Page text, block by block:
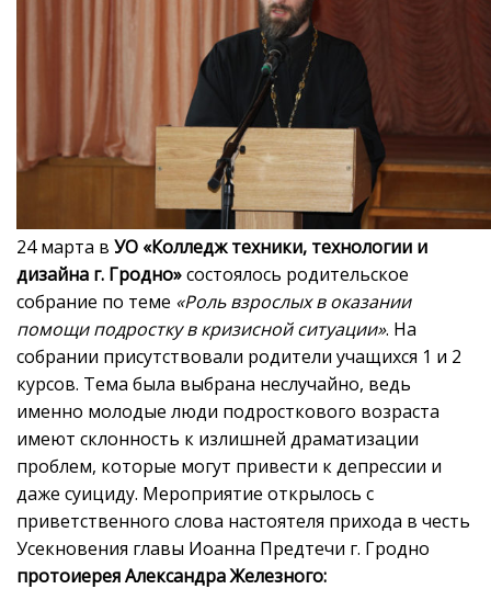
24 марта в УО «Колледж техники, технологии и
дизайна г. Гродно»состоялось родительское
собрание по теме «Роль взрослых в оказании
помощи подростку в кризисной ситуации». На
собрании присутствовали родители учащихся 1 и 2
курсов. Тема была выбрана неслучайно, ведь
именно молодые люди подросткового возраста
имеют склонность к излишней драматизации
проблем, которые могут привести к депрессии и
даже суициду. Мероприятие открылось с
приветственного слова настоятеля прихода в честь
Усекновения главы Иоанна Предтечи г. Гродно
протоиерея Александра Железного: